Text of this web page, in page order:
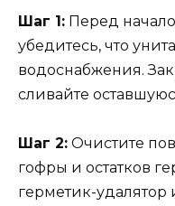
Шаг 1: Перед
убедитесь, что
водоснабжения.
сливайте
Шаг 2: Очистите
гофры и остатков
герметик-